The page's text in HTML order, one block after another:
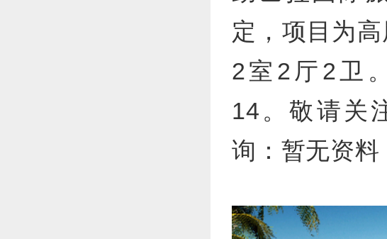
定，项目为
2室2厅2卫
14。敬请关
询：暂无资料